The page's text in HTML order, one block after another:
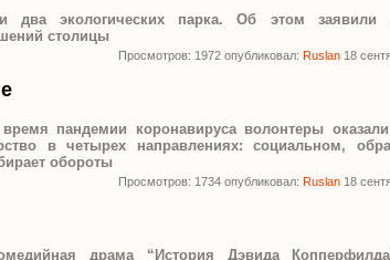
два экологических парка. Об этом заявили
столицы
Просмотров: 1972 опубликовал:Ruslan 18
пандемии коронавируса волонтеры
в четырех направлениях: социальном,
обороты
Просмотров: 1734 опубликовал:Ruslan 18
драма “История Дэвида